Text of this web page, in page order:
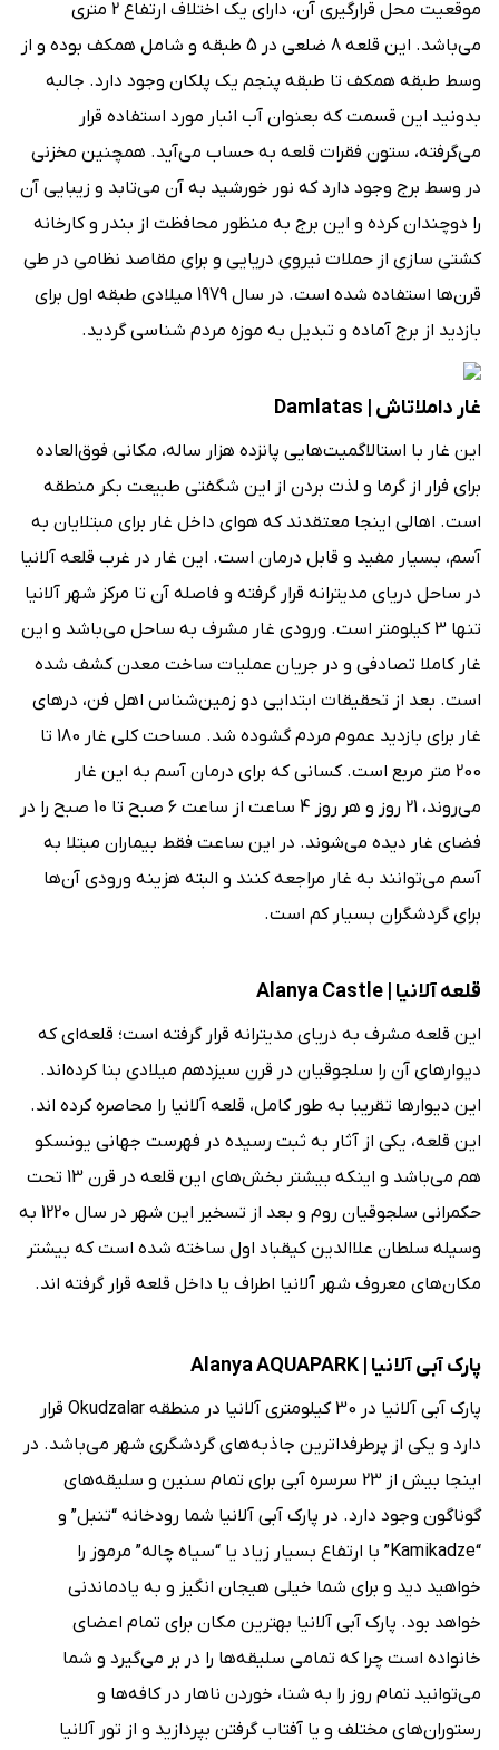
موقعیت محل قرارگیری آن، دارای یک اختلاف ارتفاع 2 متری
می‌باشد. این قلعه 8 ضلعی در 5 طبقه و شامل همکف بوده و از
وسط طبقه همکف تا طبقه پنجم یک پلکان وجود دارد. جالبه
بدونید این قسمت که بعنوان آب انبار مورد استفاده قرار
می‌گرفته، ستون فقرات قلعه به حساب می‌آید. همچنین مخزنی
در وسط برج وجود دارد که نور خورشید به آن می‌تابد و زیبایی آن
را دوچندان کرده و این برج به منظور محافظت از بندر و کارخانه
کشتی سازی از حملات نیروی دریایی و برای مقاصد نظامی در طی
قرن‌ها استفاده شده است. در سال 1979 میلادی طبقه اول برای
بازدید از برج آماده و تبدیل به موزه مردم شناسی گردید.
غار داملاتاش | Damlatas
این غار با استالاگمیت‌‌هایی پانزده هزار ساله، مکانی فوق‌العاده
برای فرار از گرما و لذت بردن از این شگفتی طبیعت بکر منطقه
است. اهالی اینجا معتقدند که هوای داخل غار برای مبتلایان به
آسم، بسیار مفید و قابل درمان است. این غار در غرب قلعه‌ آلانیا
در ساحل دریای مدیترانه قرار گرفته و فاصله‌ آن تا مرکز شهر آلانیا
تنها 3 کیلومتر است. ورودی غار مشرف به ساحل می‌باشد و این
غار کاملا تصادفی و در جریان عملیات ساخت معدن کشف شده
است. بعد از تحقیقات ابتدایی دو زمین‌شناس اهل فن، درهای
غار برای بازدید عموم مردم گشوده شد. مساحت کلی غار 180 تا
200 متر مربع است. کسانی که برای درمان آسم به این غار
می‌روند، 21 روز و هر روز 4 ساعت از ساعت 6 صبح تا 10 صبح را در
فضای غار دیده می‌شوند. در این ساعت فقط بیماران مبتلا به
آسم می‌‌توانند به غار مراجعه کنند و البته هزینه‌ ورودی آن‌‌ها
برای گردشگران بسیار کم است.
قلعه آلانیا | Alanya Castle
این قلعه مشرف به دریای مدیترانه قرار گرفته است؛ قلعه‌ای که
دیوارهای آن را سلجوقیان در قرن سیزدهم میلادی بنا کرده‌اند.
این دیوارها تقریبا به طور کامل، قلعه‌ آلانیا را محاصره کرده اند.
این قلعه، یکی از آثار به ثبت رسیده در فهرست جهانی یونسکو
هم می‌باشد و اینکه بیشتر بخش‌های این قلعه در قرن 13 تحت
حکمرانی سلجوقیان روم و بعد از تسخیر این شهر در سال 1220 به
وسیله سلطان علاالدین کیقباد اول ساخته شده است که بیشتر
مکان‌‌های معروف شهر آلانیا اطراف یا داخل قلعه قرار گرفته اند.
پارک آبی آلانیا | Alanya AQUAPARK
پارک آبی آلانیا در 30 کیلومتری آلانیا در منطقه Okudzalar قرار
دارد و یکی از پرطرفداترین جاذبه‌های گردشگری شهر می‌باشد. در
اینجا بیش از 23 سرسره آبی برای تمام سنین و سلیقه‌های
گوناگون وجود دارد. در پارک آبی آلانیا شما رودخانه “تنبل” و
“Kamikadze” با ارتفاع بسیار زیاد یا “سیاه چاله” مرموز را
خواهید دید و برای شما خیلی هیجان انگیز و به یادماندنی
خواهد بود. پارک آبی آلانیا بهترین مکان برای تمام اعضای
خانواده است چرا که تمامی سلیقه‌ها را در بر می‌گیرد و شما
می‌توانید تمام روز را به شنا، خوردن ناهار در کافه‌ها و
رستوران‌های مختلف و یا آفتاب گرفتن بپردازید و از تور آلانیا